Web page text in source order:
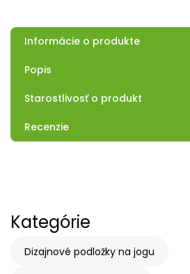
Informácie o produkte
Popis
Starostlivosť o produkt
Recenzie
Kategórie
Dizajnové podložky na jogu